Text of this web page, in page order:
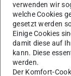
verwenden wir
welche Cookies
gesetzt werden
Einige Cookies
damit diese auf
kann. Diese
werden.
Der Komfort-